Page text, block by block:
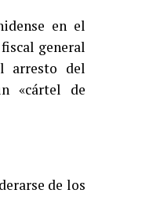
en el
general
arresto del
«cártel de
de los